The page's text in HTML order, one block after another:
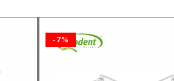
-7%